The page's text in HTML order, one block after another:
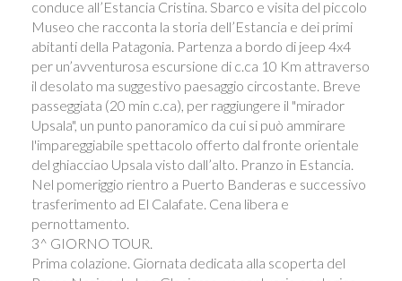
conduce all’Estancia Cristina. Sbarco e visita del piccolo
Museo che racconta la storia dell’Estancia e dei primi
abitanti della Patagonia. Partenza a bordo di jeep 4x4
per un’avventurosa escursione di c.ca 10 Km attraverso
il desolato ma suggestivo paesaggio circostante. Breve
passeggiata (20 min c.ca), per raggiungere il "mirador
Upsala", un punto panoramico da cui si può ammirare
l'impareggiabile spettacolo offerto dal fronte orientale
del ghiacciao Upsala visto dall’alto. Pranzo in Estancia.
Nel pomeriggio rientro a Puerto Banderas e successivo
trasferimento ad El Calafate. Cena libera e
pernottamento.
3^ GIORNO TOUR.
​Prima colazione. Giornata dedicata alla scoperta del